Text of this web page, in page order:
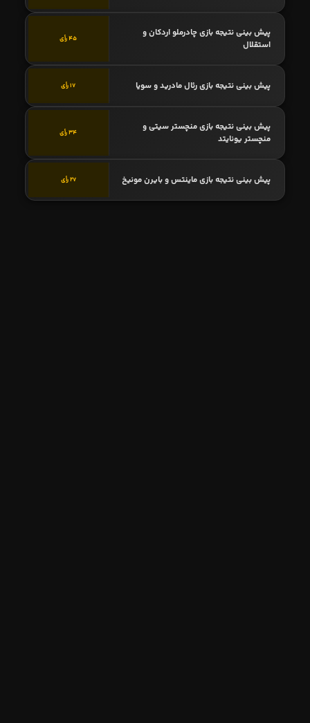
پیش بینی نتیجه بازی چادرملو اردکان و
استقلال
45 رأی
پیش بینی نتیجه بازی رئال مادرید و سویا 17 رأی
پیش بینی نتیجه بازی منچستر سیتی و
منچستر یونایتد
34 رأی
پیش بینی نتیجه بازی ماینتس و بایرن مونیخ 27 رأی